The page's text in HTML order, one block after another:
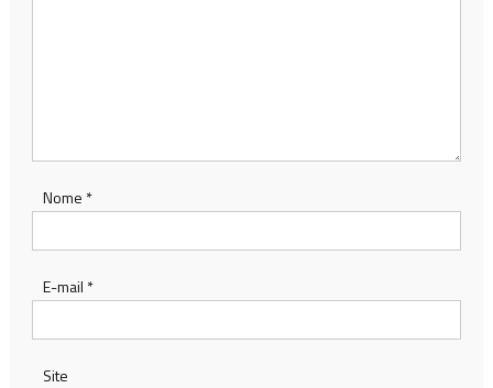
Nome *
E-mail *
Site